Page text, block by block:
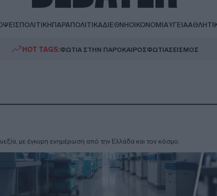
ΠΟΛΙΤΙΚΗΠΑΡΑΠΟΛΙΤΙΚΑΔΙΕΘΝΗΟΙΚΟΝΟΜΙΑΥΓΕΙΑ
HOT TAGS:ΦΩΤΙΑ ΣΤΗΝ ΠΑΡΟΚΑΙΡΟΣΦΩΤΙΑΣΕΙΣΜΟΣ
ευεξία, με έγκυρη ενημέρωση από την Ελλάδα και τον κόσμο.